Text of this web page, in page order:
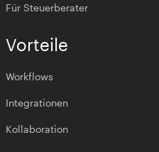
Für Steuerberater
Vorteile
Workflows
Integrationen
Kollaboration